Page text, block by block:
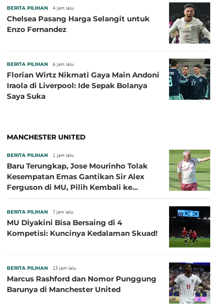
BERITA PILIHAN 4 jam lalu
Chelsea Pasang Harga Selangit untuk
Enzo Fernandez
BERITA PILIHAN 6 jam lalu
Florian Wirtz Nikmati Gaya Main Andoni
Iraola di Liverpool: Ide Sepak Bolanya
Saya Suka
MANCHESTER UNITED
BERITA PILIHAN 1 jam lalu
Baru Terungkap, Jose Mourinho Tolak
Kesempatan Emas Gantikan Sir Alex
Ferguson di MU, Pilih Kembali ke
BERITA PILIHAN 7 jam lalu
MU Diyakini Bisa Bersaing di 4
Kompetisi: Kuncinya Kedalaman Skuad!
BERITA PILIHAN 13 jam lalu
Marcus Rashford dan Nomor Punggung
Barunya di Manchester United